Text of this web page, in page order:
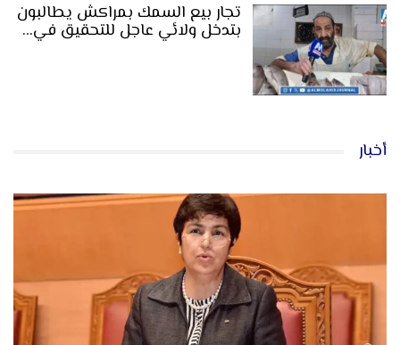
تجار بيع السمك بمراكش يطالبون
بتدخل ولائي عاجل للتحقيق في…
أخبار